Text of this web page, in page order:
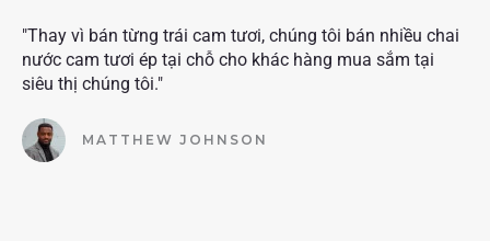
"Thay vì bán từng trái cam tươi, chúng tôi bán nhiều chai
nước cam tươi ép tại chỗ cho khác hàng mua sắm tại
siêu thị chúng tôi."
MATTHEW JOHNSON